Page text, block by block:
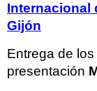
Internacional
Gijón
Entrega de los
presentación